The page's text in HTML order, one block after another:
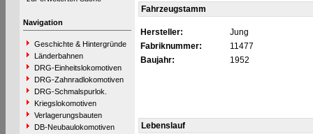
Navigation
Geschichte & Hintergründe
Länderbahnen
DRG-Einheitslokomotiven
DRG-Zahnradlokomotiven
DRG-Schmalspurlok.
Kriegslokomotiven
Verlagerungsbauten
DB-Neubaulokomotiven
Fahrzeugstamm
Hersteller:
Jung
Fabriknummer:
11477
Baujahr:
1952
Lebenslauf